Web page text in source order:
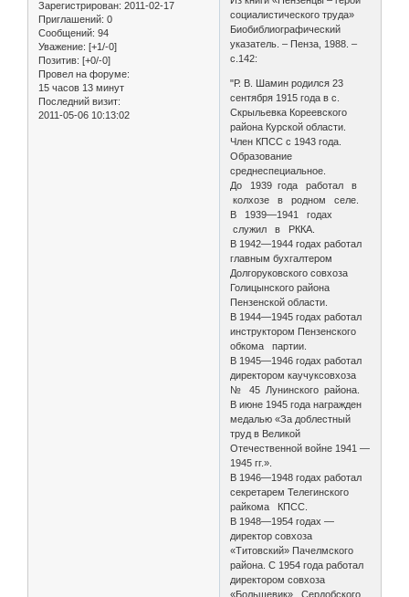
Зарегистрирован: 2011-02-17
Приглашений: 0
Сообщений: 94
Уважение: [+1/-0]
Позитив: [+0/-0]
Провел на форуме:
15 часов 13 минут
Последний визит:
2011-05-06 10:13:02
социалистического труда»
Биобиблиографический
указатель. – Пенза, 1988. –
с.142:
"Р. В. Шамин родился 23
сентября 1915 года в с.
Скрыльевка Кореевского
района Курской области.
Член КПСС с 1943 года.
Образование
среднеспециальное.
До 1939 года работал в
колхозе в родном селе.
В 1939—1941 годах
служил в РККА.
В 1942—1944 годах работал
главным бухгалтером
Долгоруковского совхоза
Голицынского района
Пензенской области.
В 1944—1945 годах работал
инструктором Пензенского
обкома партии.
В 1945—1946 годах работал
директором каучуксовхоза
№ 45 Лунинского района.
В июне 1945 года награжден
медалью «За доблестный
труд в Великой
Отечественной войне 1941 —
1945 гг.».
В 1946—1948 годах работал
секретарем Телегинского
райкома КПСС.
В 1948—1954 годах —
директор совхоза
«Титовский» Пачелмского
района. С 1954 года работал
директором совхоза
«Большевик» Сердобского